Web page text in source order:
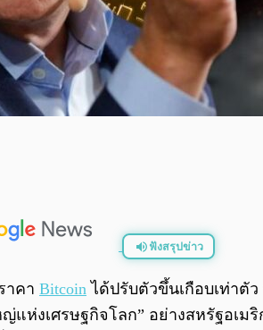
ฟังสรุปข่าว
าคา Bitcoin ได้ปรับตัวขึ้นเกือบเท่าตั
ญ่แห่งเศรษฐกิจโลก” อย่างสหรัฐอ